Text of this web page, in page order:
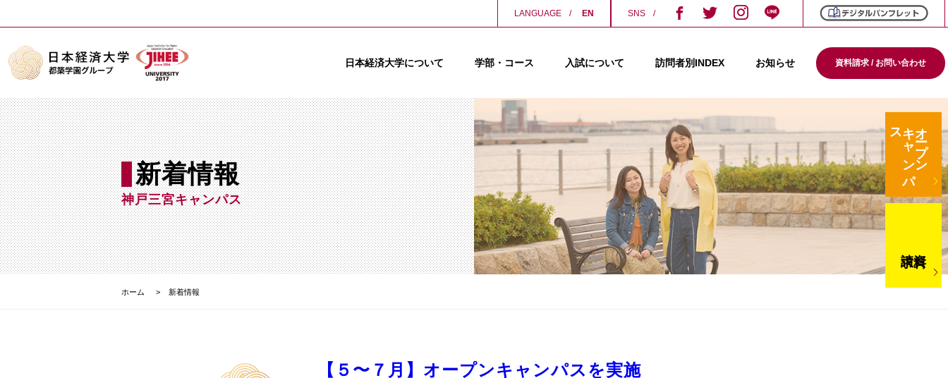
LANGUAGE EN SNS
日本経済大学について 学部・コース 入試について 訪問者別INDEX お知らせ 資料請求 / お問い合わせ
オープン
キ
ャ
ン
パ
ス
新着情報
神戸三宮キャンパス
ホーム 新着情報
【５〜７月】オープンキャンパスを実施